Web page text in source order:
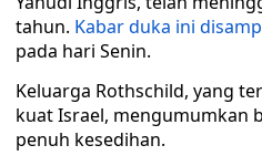
tahun. Kabar duka ini
pada hari Senin.
Keluarga Rothschild, yang
kuat Israel, mengumumkan
penuh kesedihan.